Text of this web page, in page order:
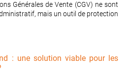
Générales de Vente (CGV) ne sont
mais un outil de protection
: une solution viable pour les